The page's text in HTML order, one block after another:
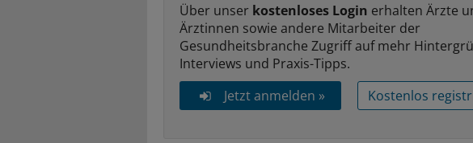
Über unser kostenloses Login erhalten Ärzte
Ärztinnen sowie andere Mitarbeiter der
Gesundheitsbranche Zugriff auf mehr
Interviews und Praxis-Tipps.
Jetzt anmelden »
Kostenlos